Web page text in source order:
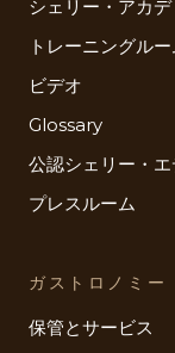
シェリー・アカ
トレーニングルー
ビデオ
Glossary
公認シェリー・
プレスルーム
ガストロノミー
保管とサービス